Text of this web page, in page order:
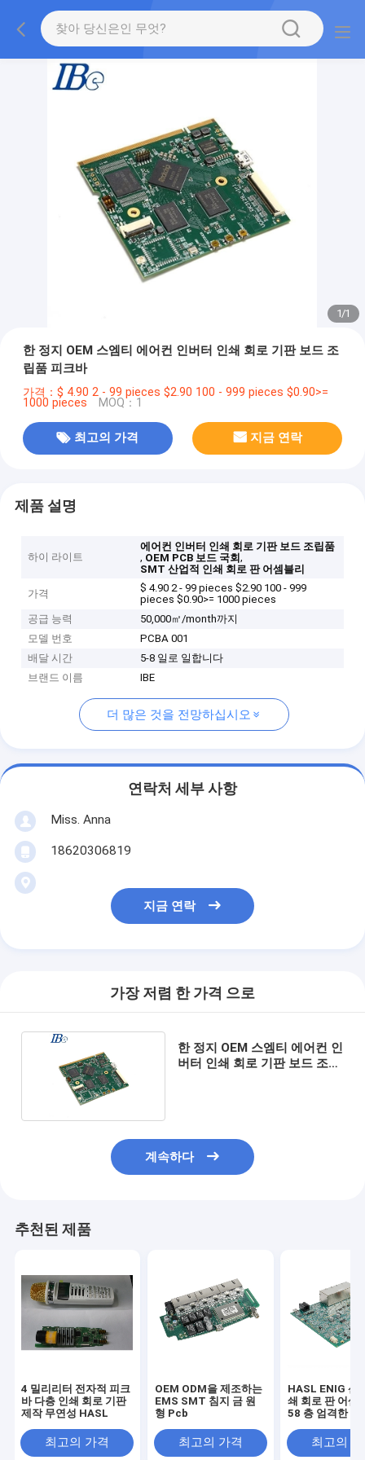
1/1
한 정지 OEM 스엠티 에어컨 인버터 인쇄 회로 기판 보드 조
립품 피크바
가격：$ 4.90 2 - 99 pieces $2.90 100 - 999 pieces $0.90>=
1000 pieces MOQ：1
최고의 가격 지금 연락
제품 설명
하이 라이트
에어컨 인버터 인쇄 회로 기판 보드 조립품
, OEM PCB 보드 국회,
SMT 산업적 인쇄 회로 판 어셈블리
가격
$ 4.90 2 - 99 pieces $2.90 100 - 999
pieces $0.90>= 1000 pieces
공급 능력
50,000㎡/month까지
모델 번호
PCBA 001
배달 시간
5-8 일로 일합니다
브랜드 이름
IBE
더 많은 것을 전망하십시오
연락처 세부 사항
Miss. Anna
18620306819
지금 연락
가장 저렴 한 가격 으로
한 정지 OEM 스엠티 에어컨 인
버터 인쇄 회로 기판 보드 조립
계속하다
추천된 제품
4 밀리리터 전자적 피크
바 다층 인쇄 회로 기판
제작 무연성 HASL
최고의 가격
OEM ODM을 제조하는
EMS SMT 침지 금 원
형 Pcb
최고의 가격
HASL ENIG 산
쇄 회로 판 어셈
58 층 엄격한 플
최고의